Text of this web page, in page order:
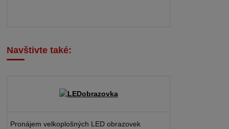
Navštivte také:
Pronájem velkoplošných LED obrazovek